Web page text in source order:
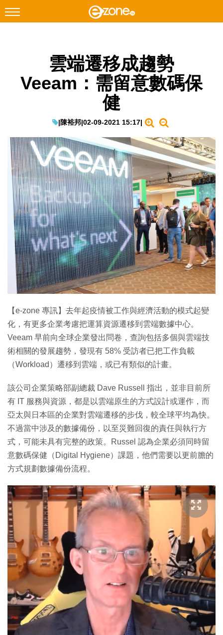
Instagram
科技焦點
教學評測
EduTech
IT Times
生成式AI與雲端應用
Enterprise Digital Transformation
特集
雲端遷移成趨勢
Veeam：需留意數碼保
健
|陳裕邦|02-09-2021 15:17|
【e-zone 專訊】去年起疫情被工作與經濟活動的模式起變
化，有更多企業考慮把運算資源遷移到雲端數據中心。
Veeam 早前向全球企業發出問卷，查詢包括多個與雲端技
術相關的發展趨勢，發現有 58% 受訪者已把工作負載
（Workload）遷移到雲端，或已有類似的計畫。
該公司企業策略部副總裁 Dave Russell 指出，並非目前所
有 IT 服務與資源，都是以雲端原生的方式設計或運作，而
亞太與日本區的企業對雲端遷移的步伐，較全球平均為快。
不過當中涉及的數據備份，以至災難回復的責任與執行方
式，可能未具有完整的政策。Russel 認為企業必須同時留
意數碼保健（Digital Hygiene）課題，他們需要以更前膽的
方式規劃數據備份流程。